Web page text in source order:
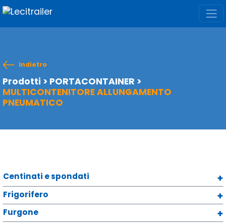
Indietro
Prodotti > PORTACONTAINER >
MULTICONTENITORE ALLUNGAMENTO
PNEUMATICO
Centinati e spondati
Frigorifero
Furgone